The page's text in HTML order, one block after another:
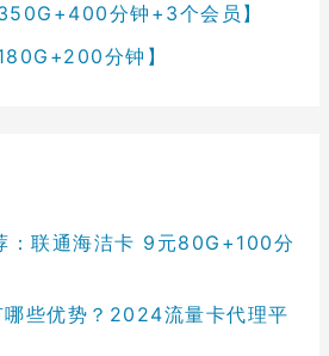
分钟+3个会员】
分钟】
：联通海洁卡 9元80G+100分
些优势？2024流量卡代理平